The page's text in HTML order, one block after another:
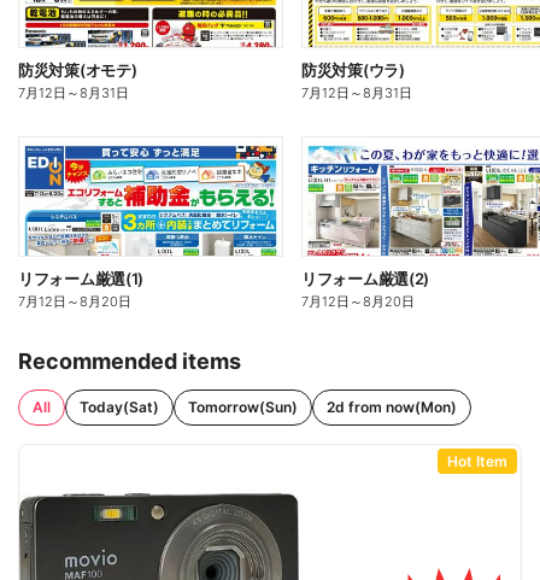
防災対策(オモテ)
7月12日 ～8月31日
防災対策(ウラ)
7月12日 ～8月31日
リフォーム厳選(1)
7月12日 ～8月20日
リフォーム厳選(2)
7月12日 ～8月20日
Recommended items
All Today(Sat) Tomorrow(Sun) 2d from now(Mon)
Hot Item